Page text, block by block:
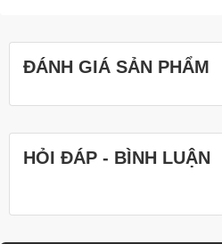
ĐÁNH GIÁ SẢN PHẨM
HỎI ĐÁP - BÌNH LUẬN